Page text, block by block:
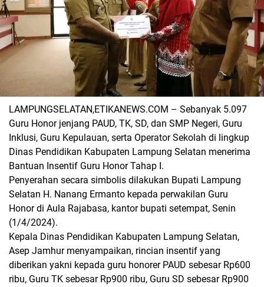
LAMPUNGSELATAN,ETIKANEWS.COM – Sebanyak 5.097
Guru Honor jenjang PAUD, TK, SD, dan SMP Negeri, Guru
Inklusi, Guru Kepulauan, serta Operator Sekolah di lingkup
Dinas Pendidikan Kabupaten Lampung Selatan menerima
Bantuan Insentif Guru Honor Tahap I.
Penyerahan secara simbolis dilakukan Bupati Lampung
Selatan H. Nanang Ermanto kepada perwakilan Guru
Honor di Aula Rajabasa, kantor bupati setempat, Senin
(1/4/2024).
Kepala Dinas Pendidikan Kabupaten Lampung Selatan,
Asep Jamhur menyampaikan, rincian insentif yang
diberikan yakni kepada guru honorer PAUD sebesar Rp600
ribu, Guru TK sebesar Rp900 ribu, Guru SD sebesar Rp900